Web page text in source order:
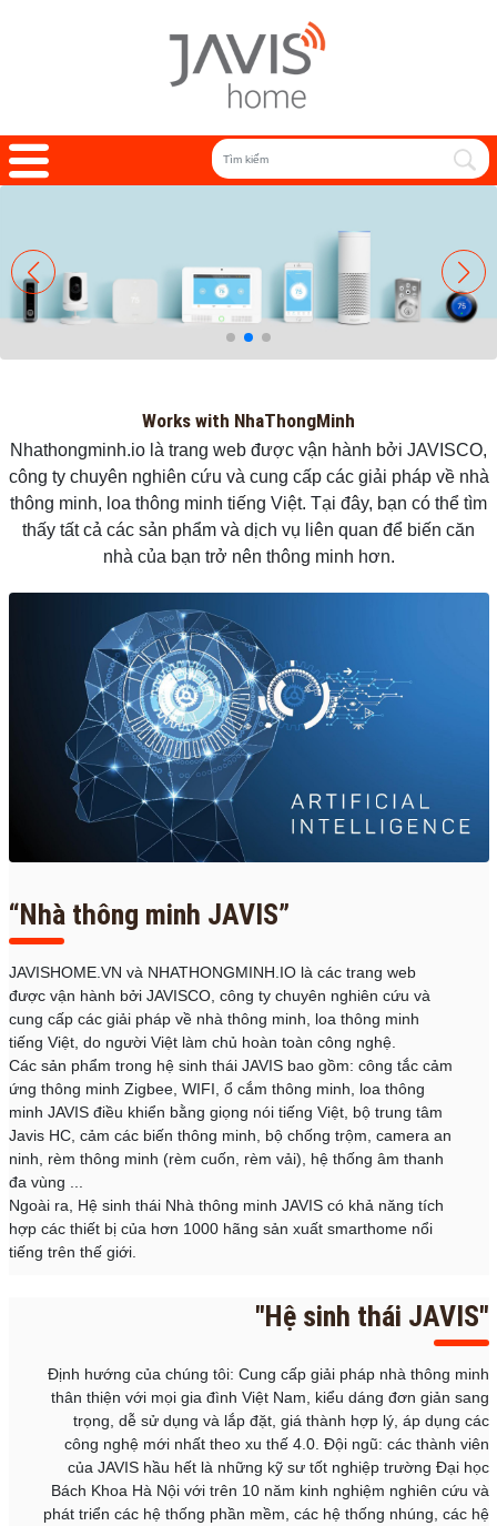
Works with NhaThongMinh
Nhathongminh.io là trang web được vận hành bởi JAVISCO,
công ty chuyên nghiên cứu và cung cấp các giải pháp về nhà
thông minh, loa thông minh tiếng Việt. Tại đây, bạn có thể tìm
thấy tất cả các sản phẩm và dịch vụ liên quan để biến căn
nhà của bạn trở nên thông minh hơn.
“Nhà thông minh JAVIS”
JAVISHOME.VN và NHATHONGMINH.IO là các trang web
được vận hành bởi JAVISCO, công ty chuyên nghiên cứu và
cung cấp các giải pháp về nhà thông minh, loa thông minh
tiếng Việt, do người Việt làm chủ hoàn toàn công nghệ.
Các sản phẩm trong hệ sinh thái JAVIS bao gồm: công tắc cảm
ứng thông minh Zigbee, WIFI, ổ cắm thông minh, loa thông
minh JAVIS điều khiển bằng giọng nói tiếng Việt, bộ trung tâm
Javis HC, cảm các biến thông minh, bộ chống trộm, camera an
ninh, rèm thông minh (rèm cuốn, rèm vải), hệ thống âm thanh
đa vùng ...
Ngoài ra, Hệ sinh thái Nhà thông minh JAVIS có khả năng tích
hợp các thiết bị của hơn 1000 hãng sản xuất smarthome nổi
tiếng trên thế giới.
"Hệ sinh thái JAVIS"
Định hướng của chúng tôi: Cung cấp giải pháp nhà thông minh
thân thiện với mọi gia đình Việt Nam, kiểu dáng đơn giản sang
trọng, dễ sử dụng và lắp đặt, giá thành hợp lý, áp dụng các
công nghệ mới nhất theo xu thế 4.0. Đội ngũ: các thành viên
của JAVIS hầu hết là những kỹ sư tốt nghiệp trường Đại học
Bách Khoa Hà Nội với trên 10 năm kinh nghiệm nghiên cứu và
phát triển các hệ thống phần mềm, các hệ thống nhúng, các hệ